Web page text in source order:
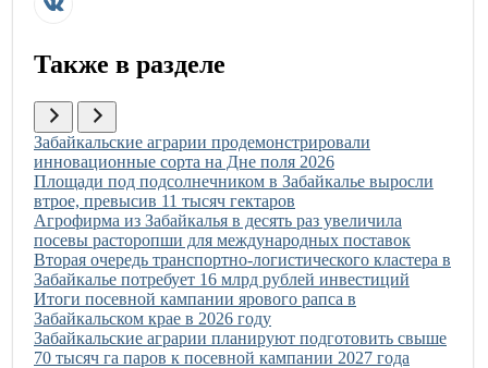
Также в разделе
Иллюстрация новости
Забайкальские аграрии продемонстрировали
инновационные сорта на Дне поля 2026
Иллюстрация новости
Площади под подсолнечником в Забайкалье выросли
втрое, превысив 11 тысяч гектаров
Иллюстрация новости
Агрофирма из Забайкалья в десять раз увеличила
посевы расторопши для международных поставок
Иллюстрация новости
Вторая очередь транспортно-логистического кластера в
Забайкалье потребует 16 млрд рублей инвестиций
Иллюстрация новости
Итоги посевной кампании ярового рапса в
Забайкальском крае в 2026 году
Иллюстрация новости
Забайкальские аграрии планируют подготовить свыше
70 тысяч га паров к посевной кампании 2027 года